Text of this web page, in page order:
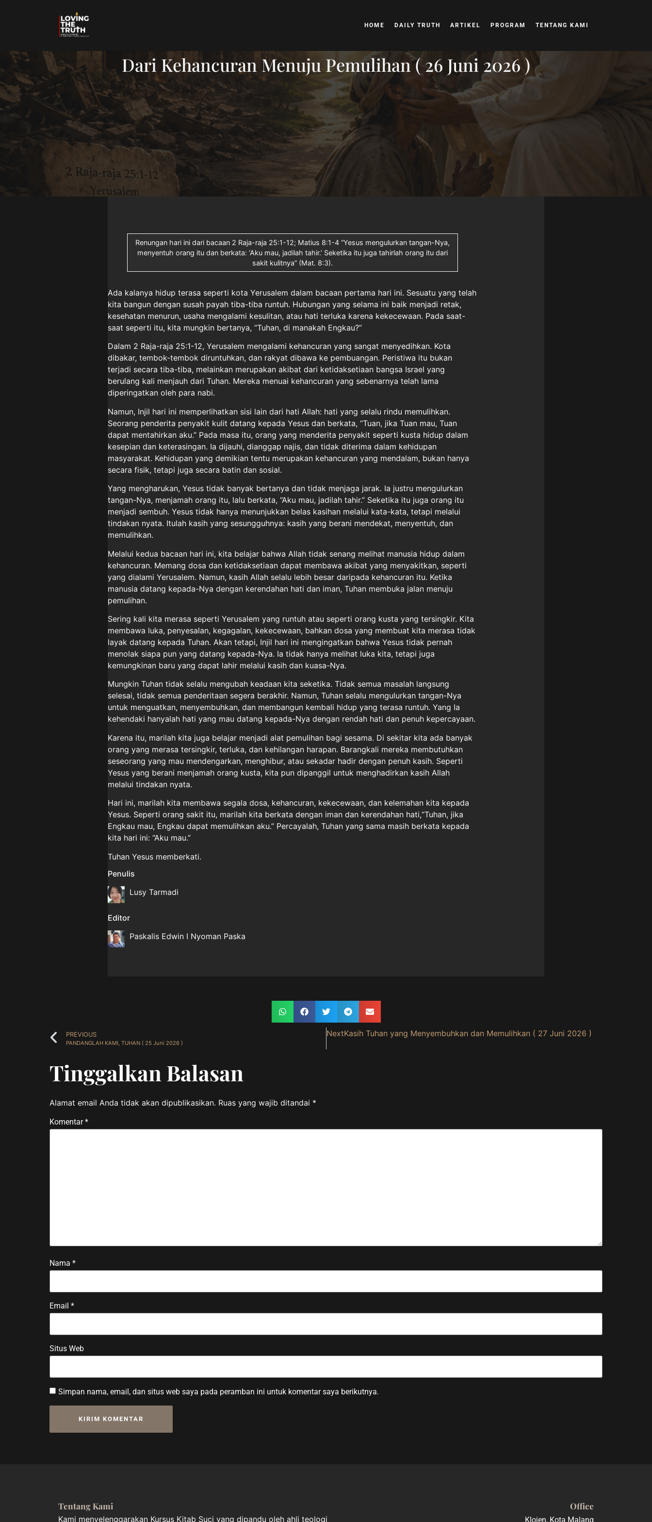
HOME DAILY TRUTH ARTIKEL PROGRAM TENTANG KAMI
Dari Kehancuran Menuju Pemulihan ( 26 Juni 2026 )
Renungan hari ini dari bacaan 2 Raja-raja 25:1-12; Matius 8:1-4 “Yesus mengulurkan tangan-Nya,
menyentuh orang itu dan berkata: ‘Aku mau, jadilah tahir.’ Seketika itu juga tahirlah orang itu dari
sakit kulitnya” (Mat. 8:3).
Ada kalanya hidup terasa seperti kota Yerusalem dalam bacaan pertama hari ini. Sesuatu yang telah
kita bangun dengan susah payah tiba-tiba runtuh. Hubungan yang selama ini baik menjadi retak,
kesehatan menurun, usaha mengalami kesulitan, atau hati terluka karena kekecewaan. Pada saat-
saat seperti itu, kita mungkin bertanya, “Tuhan, di manakah Engkau?”
Dalam 2 Raja-raja 25:1-12, Yerusalem mengalami kehancuran yang sangat menyedihkan. Kota
dibakar, tembok-tembok diruntuhkan, dan rakyat dibawa ke pembuangan. Peristiwa itu bukan
terjadi secara tiba-tiba, melainkan merupakan akibat dari ketidaksetiaan bangsa Israel yang
berulang kali menjauh dari Tuhan. Mereka menuai kehancuran yang sebenarnya telah lama
diperingatkan oleh para nabi.
Namun, Injil hari ini memperlihatkan sisi lain dari hati Allah: hati yang selalu rindu memulihkan.
Seorang penderita penyakit kulit datang kepada Yesus dan berkata, “Tuan, jika Tuan mau, Tuan
dapat mentahirkan aku.” Pada masa itu, orang yang menderita penyakit seperti kusta hidup dalam
kesepian dan keterasingan. Ia dijauhi, dianggap najis, dan tidak diterima dalam kehidupan
masyarakat. Kehidupan yang demikian tentu merupakan kehancuran yang mendalam, bukan hanya
secara fisik, tetapi juga secara batin dan sosial.
Yang mengharukan, Yesus tidak banyak bertanya dan tidak menjaga jarak. Ia justru mengulurkan
tangan-Nya, menjamah orang itu, lalu berkata, “Aku mau, jadilah tahir.” Seketika itu juga orang itu
menjadi sembuh. Yesus tidak hanya menunjukkan belas kasihan melalui kata-kata, tetapi melalui
tindakan nyata. Itulah kasih yang sesungguhnya: kasih yang berani mendekat, menyentuh, dan
memulihkan.
Melalui kedua bacaan hari ini, kita belajar bahwa Allah tidak senang melihat manusia hidup dalam
kehancuran. Memang dosa dan ketidaksetiaan dapat membawa akibat yang menyakitkan, seperti
yang dialami Yerusalem. Namun, kasih Allah selalu lebih besar daripada kehancuran itu. Ketika
manusia datang kepada-Nya dengan kerendahan hati dan iman, Tuhan membuka jalan menuju
pemulihan.
Sering kali kita merasa seperti Yerusalem yang runtuh atau seperti orang kusta yang tersingkir. Kita
membawa luka, penyesalan, kegagalan, kekecewaan, bahkan dosa yang membuat kita merasa tidak
layak datang kepada Tuhan. Akan tetapi, Injil hari ini mengingatkan bahwa Yesus tidak pernah
menolak siapa pun yang datang kepada-Nya. Ia tidak hanya melihat luka kita, tetapi juga
kemungkinan baru yang dapat lahir melalui kasih dan kuasa-Nya.
Mungkin Tuhan tidak selalu mengubah keadaan kita seketika. Tidak semua masalah langsung
selesai, tidak semua penderitaan segera berakhir. Namun, Tuhan selalu mengulurkan tangan-Nya
untuk menguatkan, menyembuhkan, dan membangun kembali hidup yang terasa runtuh. Yang Ia
kehendaki hanyalah hati yang mau datang kepada-Nya dengan rendah hati dan penuh kepercayaan.
Karena itu, marilah kita juga belajar menjadi alat pemulihan bagi sesama. Di sekitar kita ada banyak
orang yang merasa tersingkir, terluka, dan kehilangan harapan. Barangkali mereka membutuhkan
seseorang yang mau mendengarkan, menghibur, atau sekadar hadir dengan penuh kasih. Seperti
Yesus yang berani menjamah orang kusta, kita pun dipanggil untuk menghadirkan kasih Allah
melalui tindakan nyata.
Hari ini, marilah kita membawa segala dosa, kehancuran, kekecewaan, dan kelemahan kita kepada
Yesus. Seperti orang sakit itu, marilah kita berkata dengan iman dan kerendahan hati,“Tuhan, jika
Engkau mau, Engkau dapat memulihkan aku.” Percayalah, Tuhan yang sama masih berkata kepada
kita hari ini: “Aku mau.”
Tuhan Yesus memberkati.
Penulis
Lusy Tarmadi
Editor
Paskalis Edwin I Nyoman Paska
PREVIOUS
PANDANGLAH KAMI, TUHAN ( 25 Juni 2026 )
NextKasih Tuhan yang Menyembuhkan dan Memulihkan ( 27 Juni 2026 )
Tinggalkan Balasan
Alamat email Anda tidak akan dipublikasikan. Ruas yang wajib ditandai *
Komentar*
Nama *
Email *
Situs Web
Simpan nama, email, dan situs web saya pada peramban ini untuk komentar saya berikutnya.
Tentang Kami
Kami menyelenggarakan Kursus Kitab Suci yang dipandu oleh ahli teologi
Office
Klojen, Kota Malang